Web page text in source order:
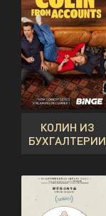
КОЛИН ИЗ
БУХГАЛТЕРИИ